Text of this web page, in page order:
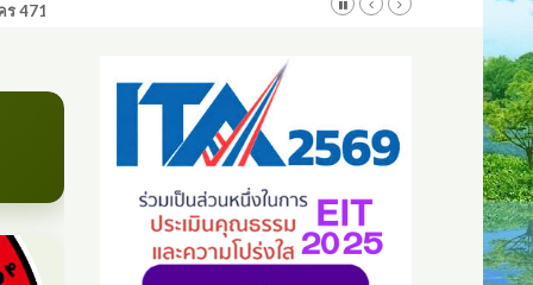
47140 โทรศัพท์: 042-707579. แฟ็กช์: 042707579 E-Mail: